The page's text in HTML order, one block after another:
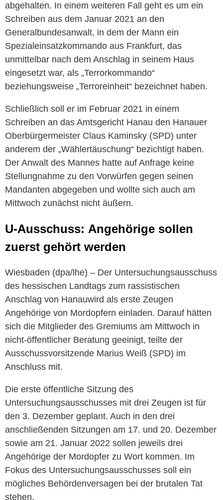
abgehalten. In einem weiteren Fall geht es um ein
Schreiben aus dem Januar 2021 an den
Generalbundesanwalt, in dem der Mann ein
Spezialeinsatzkommando aus Frankfurt, das
unmittelbar nach dem Anschlag in seinem Haus
eingesetzt war, als „Terrorkommando“
beziehungsweise „Terroreinheit“ bezeichnet haben.
Schließlich soll er im Februar 2021 in einem
Schreiben an das Amtsgericht Hanau den Hanauer
Oberbürgermeister Claus Kaminsky (SPD) unter
anderem der „Wählertäuschung“ bezichtigt haben.
Der Anwalt des Mannes hatte auf Anfrage keine
Stellungnahme zu den Vorwürfen gegen seinen
Mandanten abgegeben und wollte sich auch am
Mittwoch zunächst nicht äußern.
U-Ausschuss: Angehörige sollen
zuerst gehört werden
Wiesbaden (dpa/lhe) – Der Untersuchungsausschuss
des hessischen Landtags zum rassistischen
Anschlag von Hanauwird als erste Zeugen
Angehörige von Mordopfern einladen. Darauf hätten
sich die Mitglieder des Gremiums am Mittwoch in
nicht-öffentlicher Beratung geeinigt, teilte der
Ausschussvorsitzende Marius Weiß (SPD) im
Anschluss mit.
Die erste öffentliche Sitzung des
Untersuchungsausschusses mit drei Zeugen ist für
den 3. Dezember geplant. Auch in den drei
anschließenden Sitzungen am 17. und 20. Dezember
sowie am 21. Januar 2022 sollen jeweils drei
Angehörige der Mordopfer zu Wort kommen. Im
Fokus des Untersuchungsausschusses soll ein
mögliches Behördenversagen bei der brutalen Tat
stehen.